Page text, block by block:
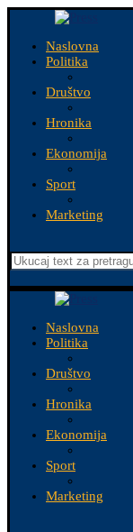
Naslovna
Politika
Društvo
Hronika
Ekonomija
Sport
Marketing
Naslovna
Politika
Društvo
Hronika
Ekonomija
Sport
Marketing